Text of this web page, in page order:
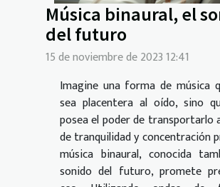
Música binaural, el
del futuro
15 de noviembre de 2023 12:41
Imagine una forma de música
sea placentera al oído, sino
posea el poder de transportarlo
de tranquilidad y concentración
música binaural, conocida
sonido del futuro, promete